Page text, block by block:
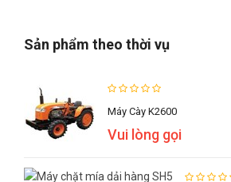
Sản phẩm theo thời vụ
Máy Cày K2600
Vui lòng gọi